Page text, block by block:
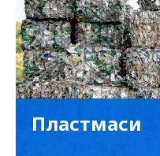
Пластмаси